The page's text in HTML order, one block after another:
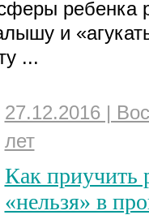
ребенка
и
...
27.12.2016 |
лет
Как приучить
«нельзя» в